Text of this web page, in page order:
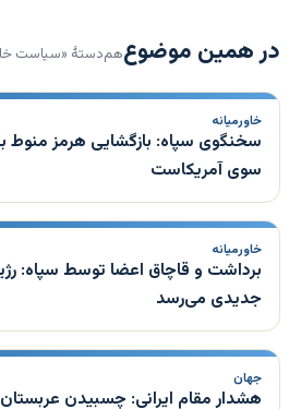
در همین موضوعهم‌دستهٔ «سیاست
خاورمیانه
سخنگوی سپاه: بازگشایی هرمز منوط
سوی آمریکاست
خاورمیانه
برداشت و قاچاق اعضا توسط سپاه:
جدیدی می‌رسد
جهان
هشدار مقام ایرانی: چسبیدن